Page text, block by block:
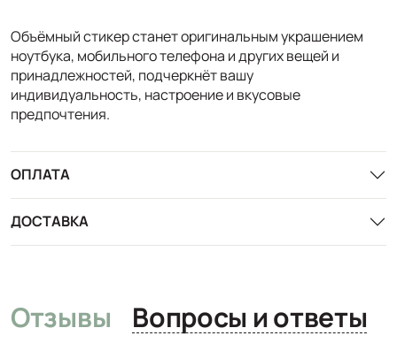
Объёмный стикер станет оригинальным украшением
ноутбука, мобильного телефона и других вещей и
принадлежностей, подчеркнёт вашу
индивидуальность, настроение и вкусовые
предпочтения.
ОПЛАТА
ДОСТАВКА
Отзывы Вопросы и ответы